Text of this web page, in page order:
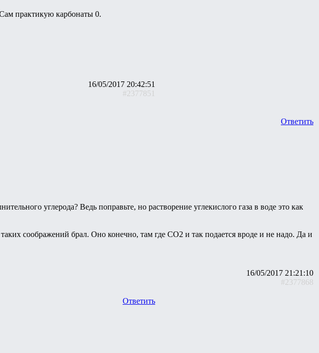
практикую карбонаты 0.
16/05/2017 20:42:51
#2377851
Ответить
углерода? Ведь поправьте, но растворение углекислого газа в воде это как
соображений брал. Оно конечно, там где CO2 и так подается вроде и не надо. Да и
16/05/2017 21:21:10
#2377868
Ответить